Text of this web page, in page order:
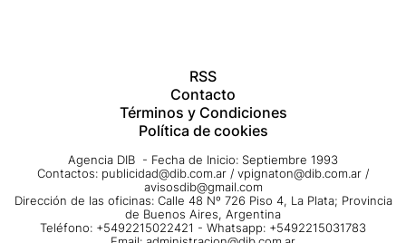
RSS
Contacto
Términos y Condiciones
Política de cookies
Agencia DIB - Fecha de Inicio: Septiembre 1993
Contactos: publicidad@dib.com.ar / vpignaton@dib.com.ar /
avisosdib@gmail.com
Dirección de las oficinas: Calle 48 Nº 726 Piso 4, La Plata; Provincia
de Buenos Aires, Argentina
Teléfono: +5492215022421 - Whatsapp: +5492215031783